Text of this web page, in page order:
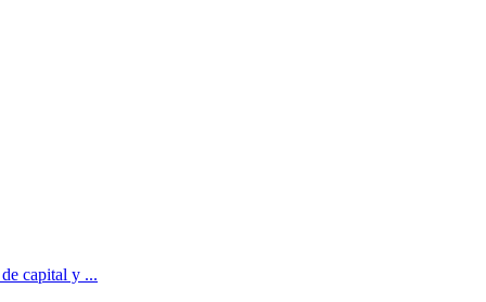
capital y ...